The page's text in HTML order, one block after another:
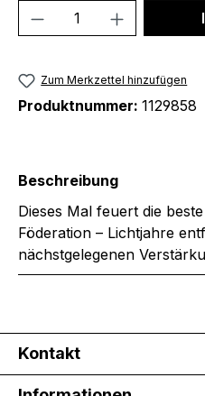
Produkt Anzahl:
Zum Merkzettel hinzufügen
Produktnummer: 1129858
Beschreibung
Dieses Mal feuert die
Föderation – Lichtjahre
nächstgelegenen
Kontakt